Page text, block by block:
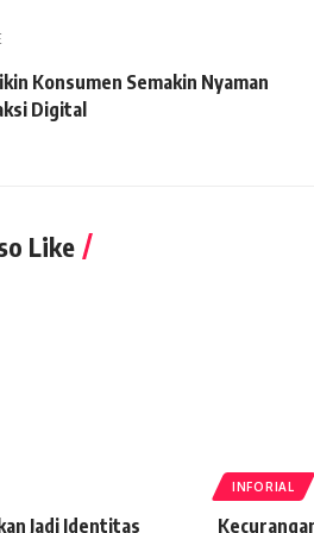
Konsumen Semakin Nyaman
Digital
Like
Jadi Identitas
INFORIAL